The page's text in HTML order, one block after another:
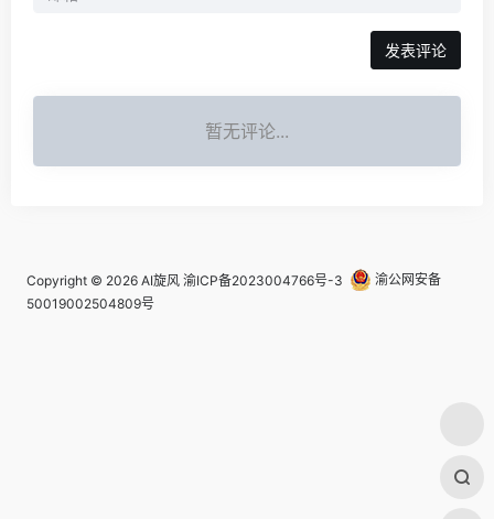
发表评论
暂无评论...
Copyright © 2026 AI旋风 渝ICP备2023004766号-3
渝公网安备
50019002504809号